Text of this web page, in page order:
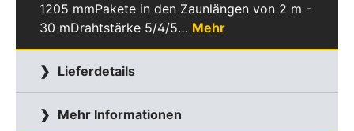
1205 mmPakete in den Zaunlängen von 2 m -
30 mDrahtstärke 5/4/5… Mehr
Lieferdetails
Mehr Informationen